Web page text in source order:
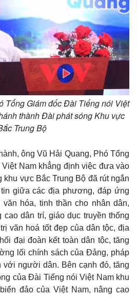
Tổng Giám đốc Đài Tiếng nói Việt
thành Đài phát sóng Khu vực
Trung Bộ
ông Vũ Hải Quang, Phó Tổng
Nam khẳng định việc đưa vào
vực Bắc Trung Bộ đã rút ngắn
giữa các địa phương, đáp ứng
hóa, tinh thần cho nhân dân,
cao dân trí, giáo dục truyền thống
văn hoá tốt đẹp của dân tộc, địa
đại đoàn kết toàn dân tộc, tăng
lối chính sách của Đảng, pháp
với người dân. Bên cạnh đó, tăng
của Đài Tiếng nói Việt Nam khu
đảo của Việt Nam, nâng cao